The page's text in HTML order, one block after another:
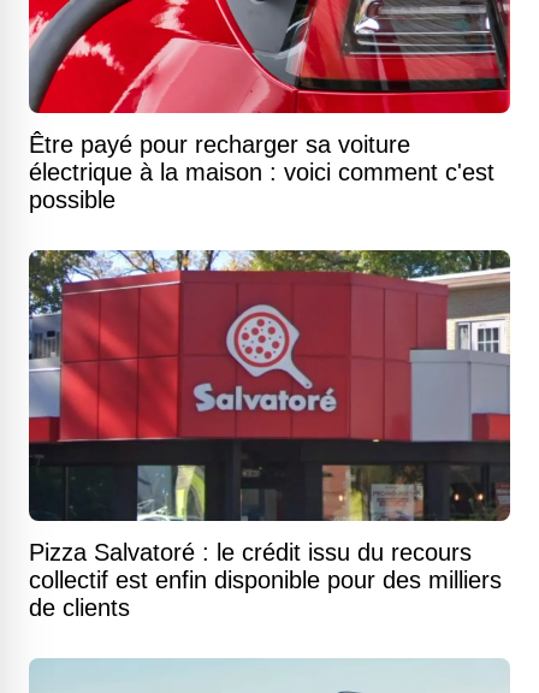
Être payé pour recharger sa voiture
électrique à la maison : voici comment c'est
possible
Pizza Salvatoré : le crédit issu du recours
collectif est enfin disponible pour des milliers
de clients